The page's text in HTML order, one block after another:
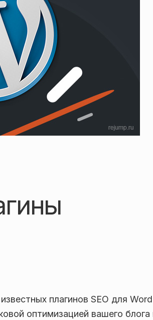
плагинов SEO для
оптимизацией вашего